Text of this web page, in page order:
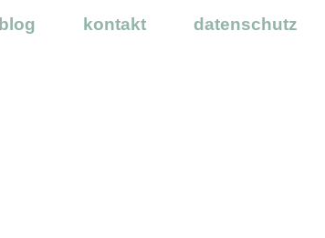
blog kontakt datenschutz